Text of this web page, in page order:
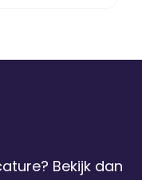
Bekijk dan